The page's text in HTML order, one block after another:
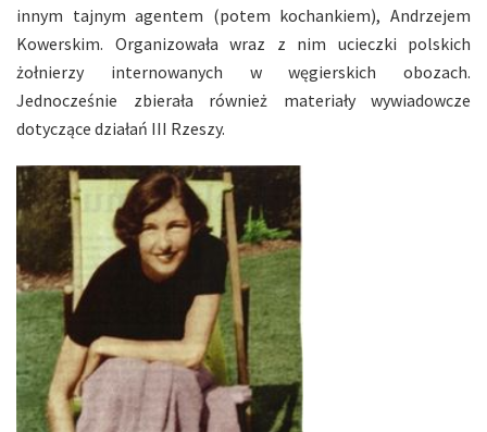
innym tajnym agentem (potem kochankiem), Andrzejem
Kowerskim. Organizowała wraz z nim ucieczki polskich
żołnierzy internowanych w węgierskich obozach.
Jednocześnie zbierała również materiały wywiadowcze
dotyczące działań III Rzeszy.